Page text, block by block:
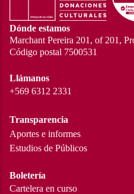
Dónde estamos
Marchant Pereira 201, of 201,
Código postal 7500531
Llámanos
+569 6312 2331
Transparencia
Aportes e informes
Estudios de Públicos
Boletería
Cartelera en curso